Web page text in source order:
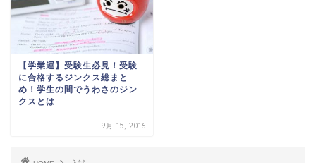
【学業運】受験生必見！受験
に合格するジンクス総まと
め！学生の間でうわさのジン
クスとは
9月 15, 2016